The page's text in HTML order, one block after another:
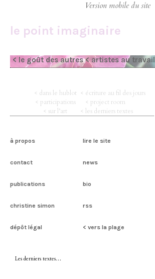
le point imaginaire
< le goût des autres < artistes au travail
< dans le hublot < écriture au fil des jours
< participations
< project room
< sur l’art
< les derniers textes
à propos lire le site
contact news
publications bio
christine simon rss
dépôt légal < vers la plage
Les derniers textes…